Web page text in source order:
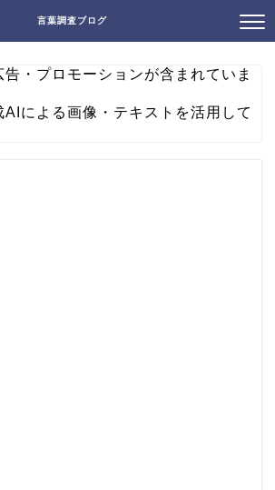
言葉調査ブログ
・プロモーションが含まれていま
による画像・テキストを活用して